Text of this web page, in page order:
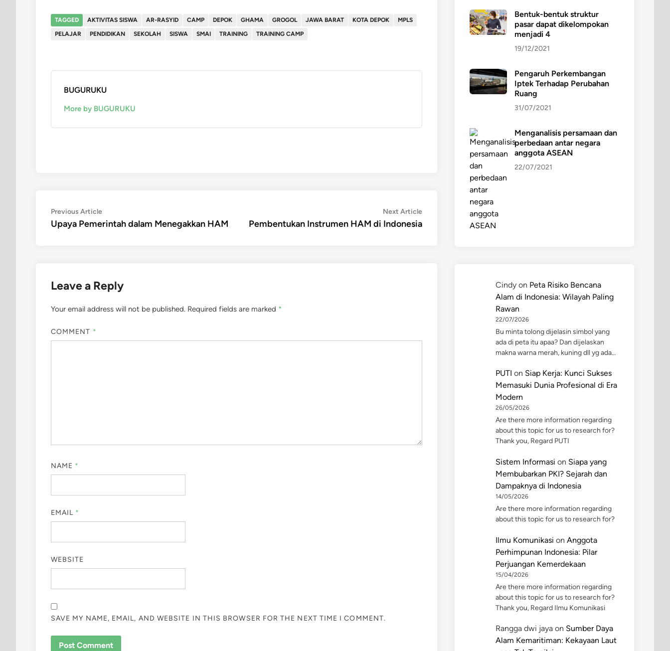
TAGGED AKTIVITAS SISWA AR-RASYID CAMP DEPOK GHAMA GROGOL JAWA BARAT KOTA DEPOK
MPLS
PELAJAR
PENDIDIKAN SEKOLAH SISWA SMAI TRAINING TRAINING CAMP
BUGURUKU
More by BUGURUKU
Post
navigation
Previous ArticlePrevious
article:
Upaya Pemerintah dalam Menegakkan HAM
Next ArticleNext
article:
Pembentukan Instrumen HAM di Indonesia
Leave a Reply
Your email address will not be published. Required fields are marked *
COMMENT *
NAME *
EMAIL *
WEBSITE
SAVE MY NAME, EMAIL, AND WEBSITE IN THIS BROWSER FOR THE NEXT TIME I COMMENT.
Bentuk-bentuk struktur
pasar dapat dikelompokan
menjadi 4
19/12/2021
Pengaruh Perkembangan
Iptek Terhadap Perubahan
Ruang
31/07/2021
Menganalisis persamaan dan
perbedaan antar negara
anggota ASEAN
22/07/2021
Cindy on Peta Risiko Bencana
Alam di Indonesia: Wilayah Paling
Rawan
22/07/2026
Bu minta tolong dijelasin simbol yang
ada di peta itu apaa? Dan dijelaskan
makna warna merah, kuning dll yg ada…
PUTI on Siap Kerja: Kunci Sukses
Memasuki Dunia Profesional di Era
Modern
26/05/2026
Are there more information regarding
about this topic for us to research for?
Thank you, Regard PUTI
Sistem Informasi on Siapa yang
Membubarkan PKI? Sejarah dan
Dampaknya di Indonesia
14/05/2026
Are there more information regarding
about this topic for us to research for?
Ilmu Komunikasi on Anggota
Perhimpunan Indonesia: Pilar
Perjuangan Kemerdekaan
15/04/2026
Are there more information regarding
about this topic for us to research for?
Thank you, Regard Ilmu Komunikasi
Rangga dwi jaya on Sumber Daya
Alam Kemaritiman: Kekayaan Laut